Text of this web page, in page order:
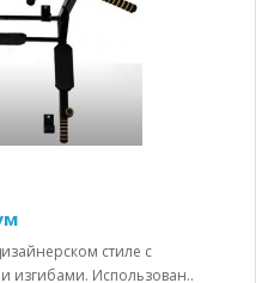
стиле с
изгибами. Использован..